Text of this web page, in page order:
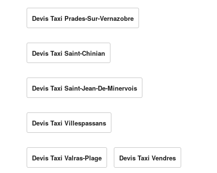
Devis Taxi Prades-Sur-Vernazobre
Devis Taxi Saint-Chinian
Devis Taxi Saint-Jean-De-Minervois
Devis Taxi Villespassans
Devis Taxi Valras-Plage Devis Taxi Vendres